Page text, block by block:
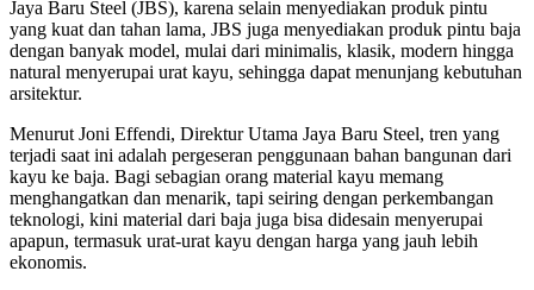
Jaya Baru Steel (JBS), karena selain menyediakan produk pintu
yang kuat dan tahan lama, JBS juga menyediakan produk pintu baja
dengan banyak model, mulai dari minimalis, klasik, modern hingga
natural menyerupai urat kayu, sehingga dapat menunjang kebutuhan
arsitektur.
Menurut Joni Effendi, Direktur Utama Jaya Baru Steel, tren yang
terjadi saat ini adalah pergeseran penggunaan bahan bangunan dari
kayu ke baja. Bagi sebagian orang material kayu memang
menghangatkan dan menarik, tapi seiring dengan perkembangan
teknologi, kini material dari baja juga bisa didesain menyerupai
apapun, termasuk urat-urat kayu dengan harga yang jauh lebih
ekonomis.